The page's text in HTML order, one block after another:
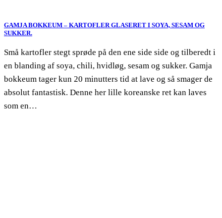
GAMJA BOKKEUM – KARTOFLER GLASERET I SOYA, SESAM OG
SUKKER.
Små kartofler stegt sprøde på den ene side side og tilberedt i
en blanding af soya, chili, hvidløg, sesam og sukker. Gamja
bokkeum tager kun 20 minutters tid at lave og så smager de
absolut fantastisk. Denne her lille koreanske ret kan laves
som en…